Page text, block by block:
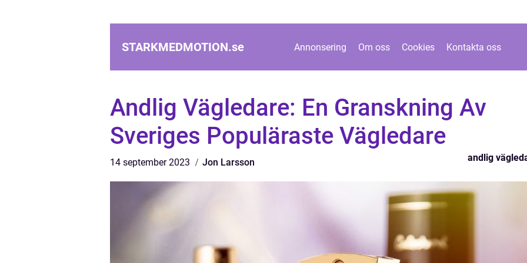
STARKMEDMOTION.se Annonsering Om oss Cookies Kontakta oss
Andlig Vägledare: En Granskning Av
Sveriges Populäraste Vägledare
14 september 2023 Jon Larsson andlig